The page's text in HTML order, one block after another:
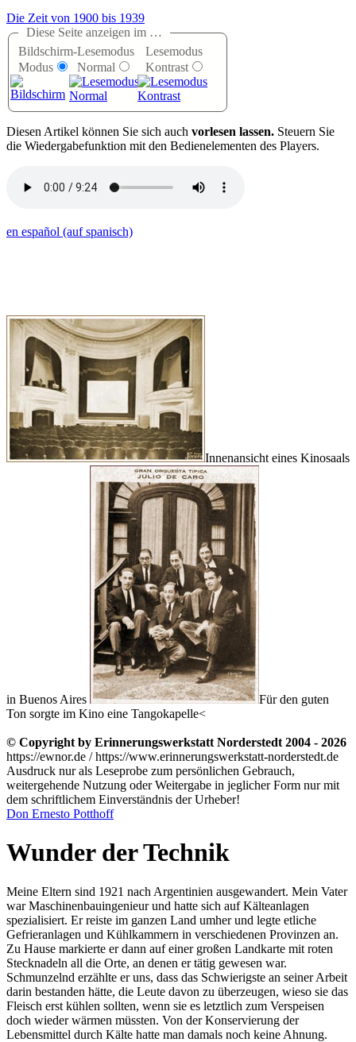
Die Zeit von 1900 bis 1939
Diese Seite anzeigen im …
Bildschirm-
Modus
Lesemodus
Normal
Lesemodus
Kontrast
Diesen Artikel können Sie sich auch vorlesen lassen. Steuern Sie
die Wiedergabefunktion mit den Bedienelementen des Players.
en español (auf spanisch)
Innenansicht eines Kinosaals
in Buenos Aires
Für den guten
Ton sorgte im Kino eine Tangokapelle<
© Copyright by Erinnerungswerkstatt Norderstedt 2004 - 2026
https://ewnor.de / https://www.erinnerungswerkstatt-norderstedt.de
Ausdruck nur als Leseprobe zum persönlichen Gebrauch,
weitergehende Nutzung oder Weitergabe in jeglicher Form nur mit
dem schriftlichem Einverständnis der Urheber!
Don Ernesto Potthoff
Wunder der Technik
Meine Eltern sind 1921 nach Argentinien ausgewandert. Mein Vater
war Maschinenbauingenieur und hatte sich auf Kälteanlagen
spezialisiert. Er reiste im ganzen Land umher und legte etliche
Gefrieranlagen und Kühlkammern in verschiedenen Provinzen an.
Zu Hause markierte er dann auf einer großen Landkarte mit roten
Stecknadeln all die Orte, an denen er tätig gewesen war.
Schmunzelnd erzählte er uns, dass das Schwierigste an seiner Arbeit
darin bestanden hätte, die Leute davon zu überzeugen, wieso sie das
Fleisch erst kühlen sollten, wenn sie es letztlich zum Verspeisen
doch wieder wärmen müssten. Von der Konservierung der
Lebensmittel durch Kälte hatte man damals noch keine Ahnung.